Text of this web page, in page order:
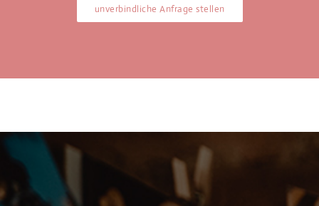
unverbindliche Anfrage stellen